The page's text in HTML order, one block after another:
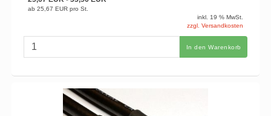
ab 25,67 EUR pro St.
inkl. 19 % MwSt.
zzgl. Versandkosten
In den Warenkorb